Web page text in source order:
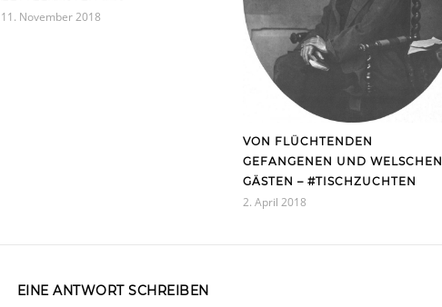
11. November 2018
VON FLÜCHTENDEN
GEFANGENEN UND WELSCHEN
GÄSTEN – #TISCHZUCHTEN
2. April 2018
EINE ANTWORT SCHREIBEN